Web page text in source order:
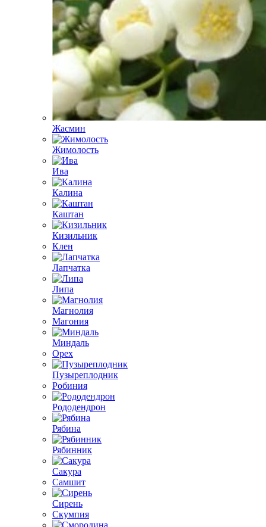
Жасмин
Жимолость
Ива
Калина
Каштан
Кизильник
Клен
Лапчатка
Липа
Магнолия
Магония
Миндаль
Орех
Пузыреплодник
Робиния
Рододендрон
Рябина
Рябинник
Сакура
Самшит
Сирень
Скумпия